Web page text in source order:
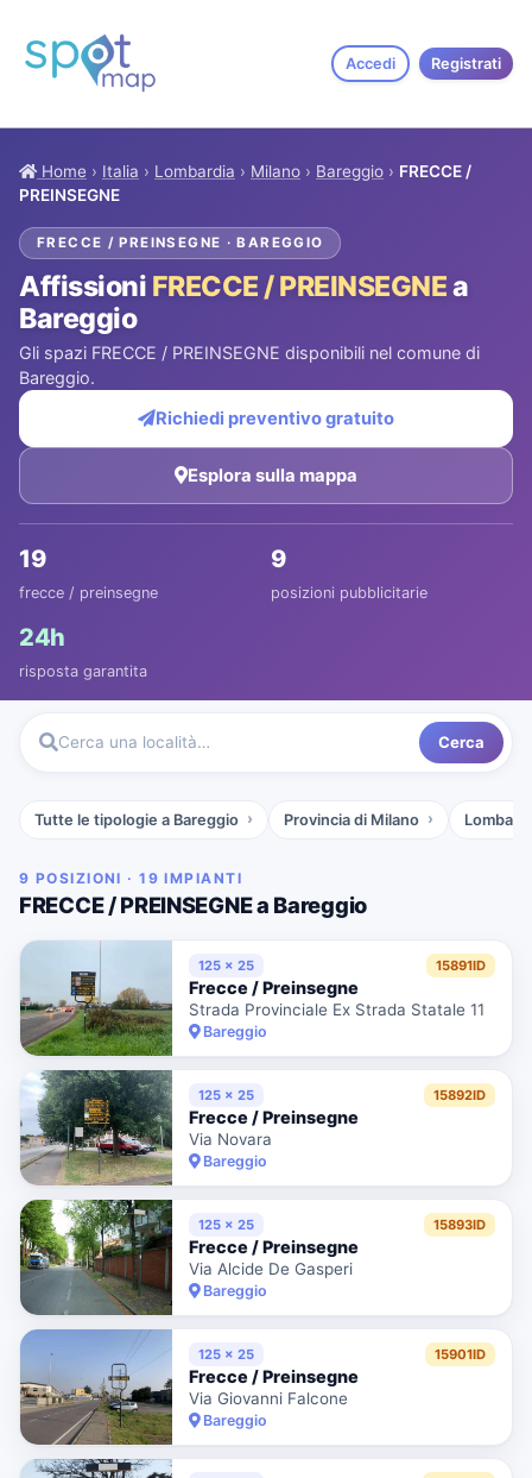
Accedi Registrati
Home › Italia › Lombardia › Milano › Bareggio › FRECCE /
PREINSEGNE
FRECCE / PREINSEGNE · BAREGGIO
Affissioni FRECCE / PREINSEGNEa
Bareggio
Gli spazi FRECCE / PREINSEGNE disponibili nel comune di
Bareggio.
Richiedi preventivo gratuito
Esplora sulla mappa
19
frecce / preinsegne
9
posizioni pubblicitarie
24h
risposta garantita
Cerca una località… Cerca
Tutte le tipologie a Bareggio Provincia di Milano
9 POSIZIONI · 19 IMPIANTI
FRECCE / PREINSEGNE a Bareggio
125 x 25 15891ID
Frecce / Preinsegne
Strada Provinciale Ex Strada Statale 11
Bareggio
125 x 25 15892ID
Frecce / Preinsegne
Via Novara
Bareggio
125 x 25 15893ID
Frecce / Preinsegne
Via Alcide De Gasperi
Bareggio
125 x 25 15901ID
Frecce / Preinsegne
Via Giovanni Falcone
Bareggio